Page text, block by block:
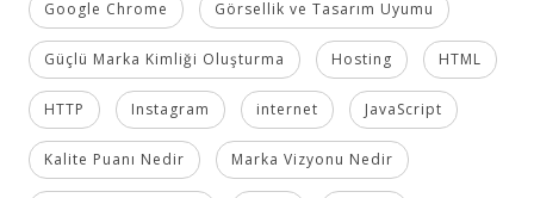
Google Chrome Görsellik ve Tasarım Uyumu
Güçlü Marka Kimliği Oluşturma Hosting HTML
HTTP Instagram internet JavaScript
Kalite Puanı Nedir Marka Vizyonu Nedir